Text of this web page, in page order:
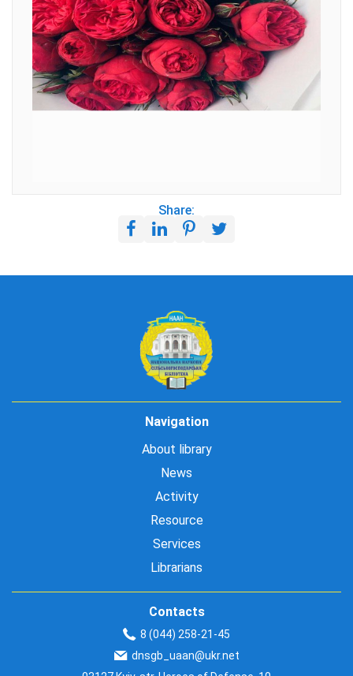
Share:
Navigation
About library
News
Activity
Resource
Services
Librarians
Contacts
8 (044) 258-21-45
dnsgb_uaan@ukr.net